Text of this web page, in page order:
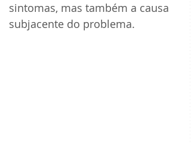
sintomas, mas também a causa
subjacente do problema.